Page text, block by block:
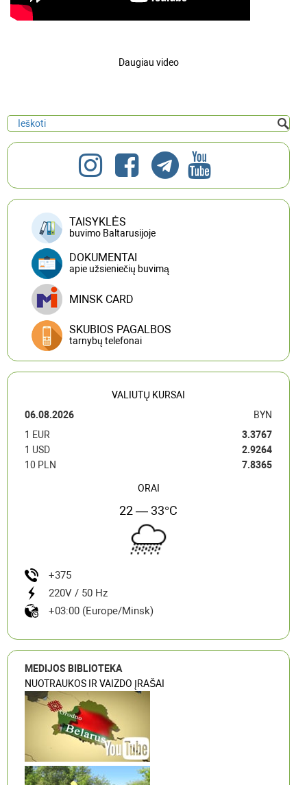
Daugiau video
TAISYKLĖS
buvimo Baltarusijoje
DOKUMENTAI
apie užsieniečių buvimą
MINSK CARD
SKUBIOS PAGALBOS
tarnybų telefonai
VALIUTŲ KURSAI
06.08.2026
BYN
1 EUR
3.3767
1 USD
2.9264
10 PLN
7.8365
ORAI
22 — 33°C
+375
220V / 50 Hz
+03:00 (Europe/Minsk)
MEDIJOS BIBLIOTEKA
NUOTRAUKOS IR VAIZDO ĮRAŠAI